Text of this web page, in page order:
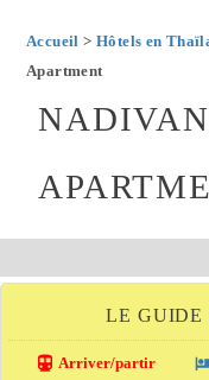
Accueil > Hôtels en
Apartment
LE
directions_transit Arriver/partir